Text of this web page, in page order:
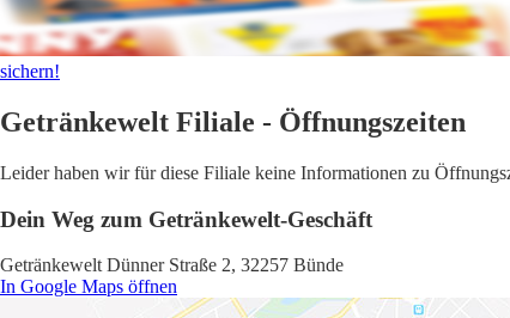
sichern!
Getränkewelt Filiale - Öffnungszeiten
Leider haben wir für diese Filiale keine Informationen zu
Dein Weg zum Getränkewelt-Geschäft
Getränkewelt Dünner Straße 2, 32257 Bünde
In Google Maps öffnen